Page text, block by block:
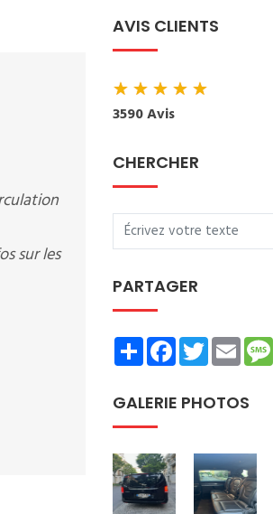
sur les
AVIS CLIENTS
★★★★★
3590 Avis
CHERCHER
PARTAGER
ShareFacebookTwitterEmail
GALERIE PHOTOS